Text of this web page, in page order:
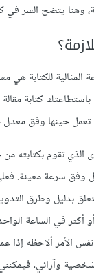
للكتابة هي
تعمل حينها وفق
تقوم بكتابته
وفق سرعة معينة.
بدليل وطرق
1000 كلمة أو أكثر في
الأمر ألاحظه إذا
وآرائي،